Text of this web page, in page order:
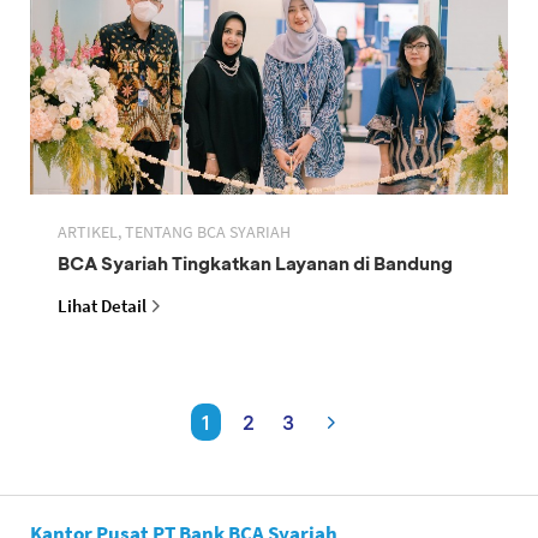
ARTIKEL, TENTANG BCA SYARIAH
BCA Syariah Tingkatkan Layanan di Bandung
Lihat Detail
1 2 3